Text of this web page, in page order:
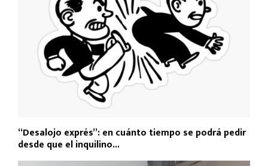
“Desalojo exprés”: en cuánto tiempo se podrá pedir
desde que el inquilino...